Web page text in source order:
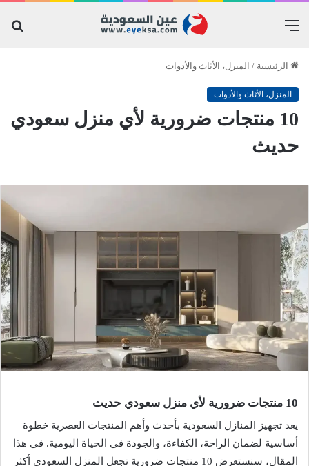
القائمة
الرئيسية / المنزل، الأثاث والأدوات
المنزل، الأثاث والأدوات
10 منتجات ضرورية لأي منزل سعودي
حديث
10 منتجات ضرورية لأي منزل سعودي حديث
يعد تجهيز المنازل السعودية بأحدث وأهم المنتجات العصرية خطوة
أساسية لضمان الراحة، الكفاءة، والجودة في الحياة اليومية. في هذا
المقال، سنستعرض 10 منتجات ضرورية تجعل المنزل السعودي أكثر